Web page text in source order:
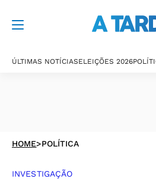
ÚLTIMAS NOTÍCIASELEIÇÕES 2026
HOME>POLÍTICA
INVESTIGAÇÃO